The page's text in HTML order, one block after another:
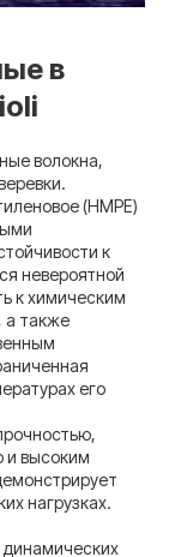
в
волокна,
(HMPE)
к
невероятной
к химическим
а также
его
и высоким
нагрузках.
динамических